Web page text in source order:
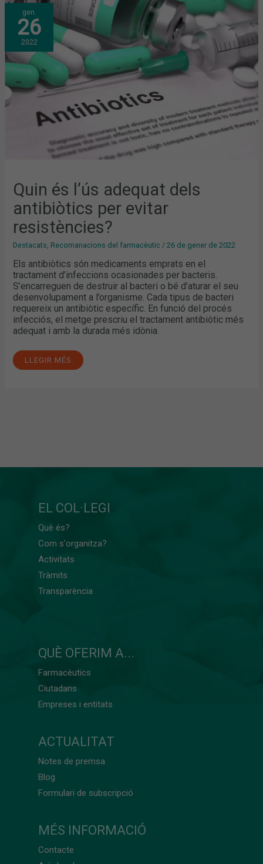
gen.
26
2022
Quin és l’ús adequat dels
antibiòtics per evitar
resistències?
Destacats Recomanacions del farmacèutic /26 de gener de 2022
Els antibiòtics són medicaments emprats en el
tractament d’infeccions ocasionades per bacteris.
S’encarreguen de destruir al bacteri o bé d’aturar el seu
desenvolupament a l’organisme. Cada tipus de bacteri
requereix un antibiòtic específic. En funció del procés
infecciós, el metge prescriu el tractament antibiòtic més
adequat i amb la durada més idònia.
QUIN
ÉS
L’ÚS
ADEQUAT
DELS
ANTIBIÒTICS
PER
EVITAR
RESISTÈNCIES?
LLEGIR MÉS
EL COL·LEGI
Què és?
Com s'organitza?
Activitats
Tràmits
Transparència
QUÈ OFERIM A...
Farmacèutics
Ciutadans
Empreses i entitats
ACTUALITAT
Notes de premsa
Blog
Formulari de subscripció
MÉS INFORMACIÓ
Contacte